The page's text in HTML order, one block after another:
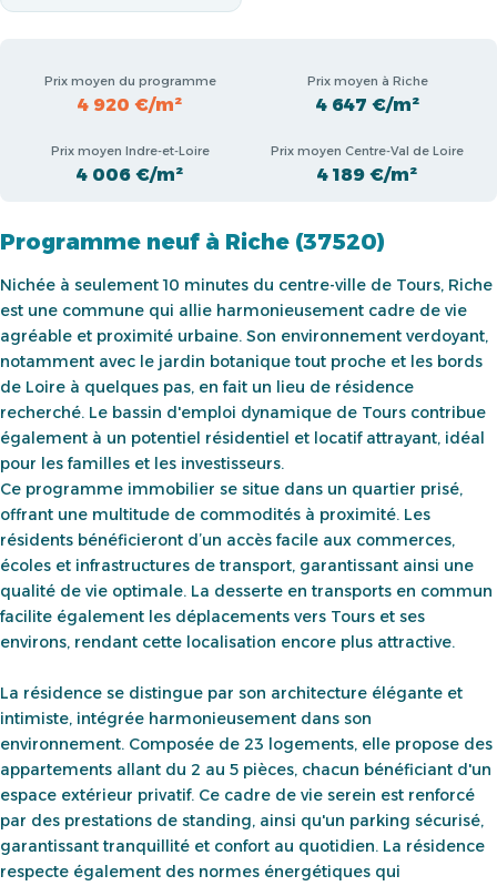
Prix moyen du programme
4 920 €/m²
Prix moyen à Riche
4 647 €/m²
Prix moyen Indre-et-Loire
4 006 €/m²
Prix moyen Centre-Val de Loire
4 189 €/m²
Programme neuf à Riche (37520)
Nichée à seulement 10 minutes du centre-ville de Tours, Riche
est une commune qui allie harmonieusement cadre de vie
agréable et proximité urbaine. Son environnement verdoyant,
notamment avec le jardin botanique tout proche et les bords
de Loire à quelques pas, en fait un lieu de résidence
recherché. Le bassin d'emploi dynamique de Tours contribue
également à un potentiel résidentiel et locatif attrayant, idéal
pour les familles et les investisseurs.
Ce programme immobilier se situe dans un quartier prisé,
offrant une multitude de commodités à proximité. Les
résidents bénéficieront d’un accès facile aux commerces,
écoles et infrastructures de transport, garantissant ainsi une
qualité de vie optimale. La desserte en transports en commun
facilite également les déplacements vers Tours et ses
environs, rendant cette localisation encore plus attractive.
La résidence se distingue par son architecture élégante et
intimiste, intégrée harmonieusement dans son
environnement. Composée de 23 logements, elle propose des
appartements allant du 2 au 5 pièces, chacun bénéficiant d'un
espace extérieur privatif. Ce cadre de vie serein est renforcé
par des prestations de standing, ainsi qu'un parking sécurisé,
garantissant tranquillité et confort au quotidien. La résidence
respecte également des normes énergétiques qui